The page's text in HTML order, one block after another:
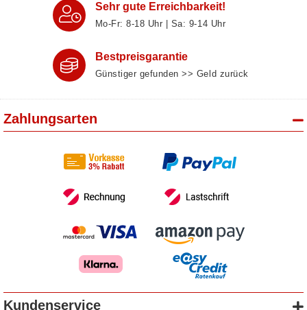
Sehr gute Erreichbarkeit!
Mo-Fr: 8‑18 Uhr | Sa: 9‑14 Uhr
Bestpreisgarantie
Günstiger gefunden >> Geld zurück
Zahlungsarten
Kundenservice